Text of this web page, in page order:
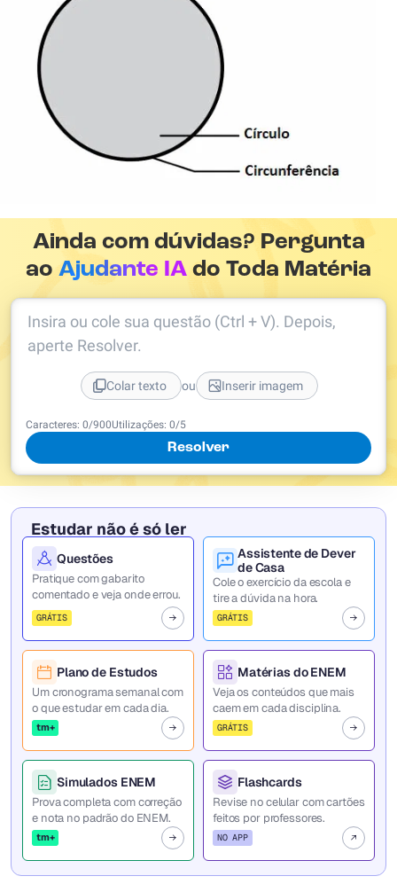
Ainda com dúvidas? Pergunta
aoAjudante IA do Toda Matéria
Caracteres: 0/900Utilizações: 0/5
Resolver
Insira ou cole sua questão (Ctrl + V). Depois,
aperte Resolver.
Colar texto ou Inserir imagem
Estudar não é só ler
Questões
Pratique com gabarito
comentado e veja onde errou.
GRÁTIS
Assistente de Dever
de Casa
Cole o exercício da escola e
tire a dúvida na hora.
GRÁTIS
Plano de Estudos
Um cronograma semanal com
o que estudar em cada dia.
tm+
Matérias do ENEM
Veja os conteúdos que mais
caem em cada disciplina.
GRÁTIS
Simulados ENEM
Prova completa com correção
e nota no padrão do ENEM.
tm+
Flashcards
Revise no celular com cartões
feitos por professores.
NO APP